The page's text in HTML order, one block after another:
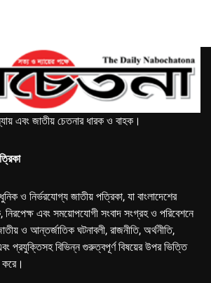
এবং জাতীয় চেতনার ধারক ও বাহক।
ও নির্ভরযোগ্য জাতীয় পত্রিকা, যা বাংলাদেশের
নিরপেক্ষ এবং সময়োপযোগী সংবাদ সংগ্রহ ও পরিবেশনে
ও আন্তর্জাতিক ঘটনাবলী, রাজনীতি, অর্থনীতি,
প্রযুক্তিসহ বিভিন্ন গুরুত্বপূর্ণ বিষয়ের উপর ভিত্তি